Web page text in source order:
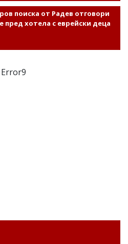
поиска от Радев отговори
пред хотела с еврейски деца
Error9